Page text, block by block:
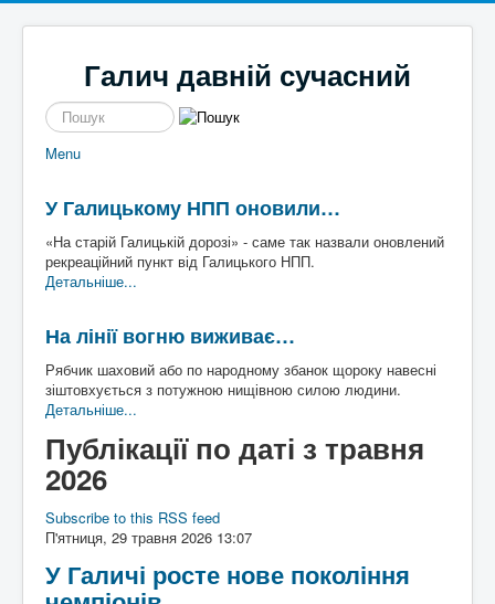
Галич давній сучасний
пошук
Menu
ЕкономікаІ сміх і сЛьози
Кримінал
Так сі не робе
Наше містоЧим жиє
СпортТо сила
Культура
ВолонтерствоЧас для інших
Надзвичайні подіїШо сі стало
Галич
ПостатіХто там
Письменники
Архітектура
Відео
ПодіїКоли то було
Історична мандрівкаІсторія сіл
Туриз
Онлайн трансляціїДивимосі разом
У Галицькому НПП оновили…
«На старій Галицькій дорозі» - саме так назвали оновлений
рекреаційний пункт від Галицького НПП.
Детальніше...
На лінії вогню виживає…
Рябчик шаховий або по народному збанок щороку навесні
зіштовхується з потужною нищівною силою людини.
Детальніше...
Публікації по даті з травня
2026
Subscribe to this RSS feed
П'ятниця, 29 травня 2026 13:07
У Галичі росте нове покоління